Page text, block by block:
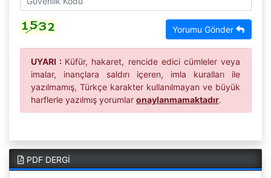
Yorumu Gönder
UYARI : Küfür, hakaret, rencide edici cümleler veya
imalar, inançlara saldırı içeren, imla kuralları ile
yazılmamış, Türkçe karakter kullanılmayan ve büyük
harflerle yazılmış yorumlar onaylanmamaktadır.
PDF DERGİ